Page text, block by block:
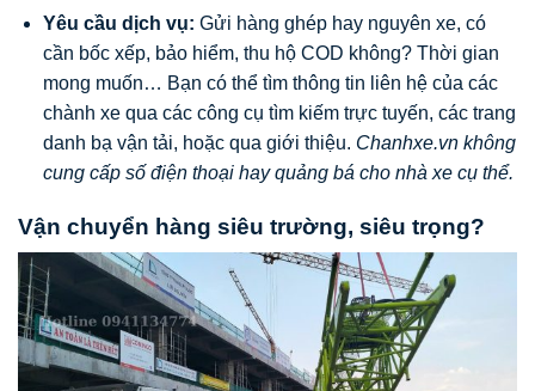
Yêu cầu dịch vụ: Gửi hàng ghép hay nguyên xe, có
cần bốc xếp, bảo hiểm, thu hộ COD không? Thời gian
mong muốn… Bạn có thể tìm thông tin liên hệ của các
chành xe qua các công cụ tìm kiếm trực tuyến, các trang
danh bạ vận tải, hoặc qua giới thiệu. Chanhxe.vn không
cung cấp số điện thoại hay quảng bá cho nhà xe cụ thể.
Vận chuyển hàng siêu trường, siêu trọng?